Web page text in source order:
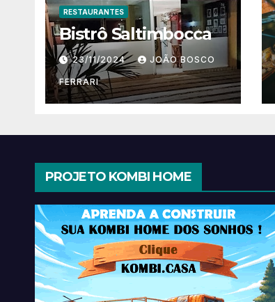
RESTAURANTES
Bistrô Saltimbocca
23/11/2024 JOÃO BOSCO
FERRARI
PROJETO KOMBI HOME